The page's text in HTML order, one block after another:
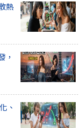
熱
，
、